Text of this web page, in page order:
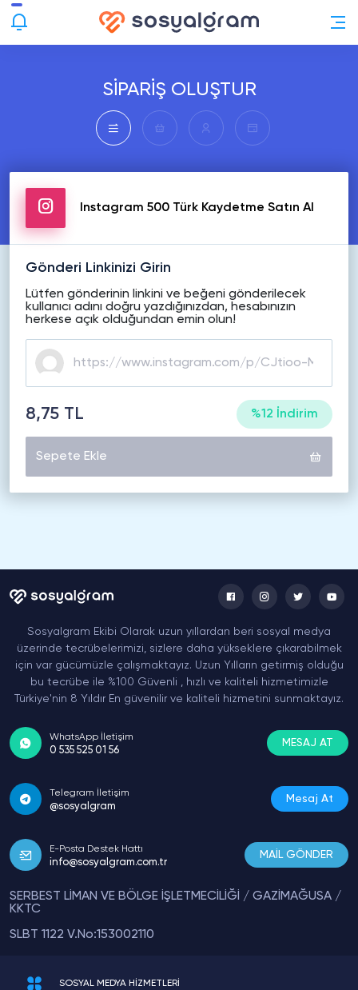
SİPARİŞ OLUŞTUR
Instagram 500 Türk Kaydetme Satın Al
Gönderi Linkinizi Girin
Lütfen gönderinin linkini ve beğeni gönderilecek
kullanıcı adını doğru yazdığınızdan, hesabınızın
herkese açık olduğundan emin olun!
8,75 TL %12 İndirim
Sepete Ekle
Sosyalgram Ekibi Olarak uzun yıllardan beri sosyal medya
üzerinde tecrübelerimizi, sizlere daha yükseklere çıkarabilmek
için var gücümüzle çalışmaktayız. Uzun Yılların getirmiş olduğu
bu tecrübe ile %100 Güvenli , hızlı ve kaliteli hizmetimizle
Türkiye'nin 8 Yıldır En güvenilir ve kaliteli hizmetini sunmaktayız.
WhatsApp İletişim
0 535 525 01 56
MESAJ AT
Telegram İletişim
@sosyalgram
Mesaj At
E-Posta Destek Hattı
info@sosyalgram.com.tr
MAİL GÖNDER
SERBEST LİMAN VE BÖLGE İŞLETMECİLİĞİ / GAZİMAĞUSA /
KKTC
SLBT 1122 V.No:153002110
SOSYAL MEDYA HİZMETLERİ